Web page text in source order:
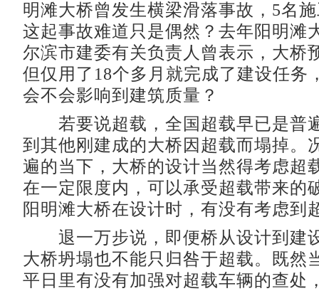
明滩大桥曾发生横梁滑落事故，5名
这起事故难道只是偶然？去年阳明滩
尔滨市建委有关负责人曾表示，大桥
但仅用了18个多月就完成了建设任务
会不会影响到建筑质量？
若要说超载，全国超载早已是普
到其他刚建成的大桥因超载而塌掉。
遍的当下，大桥的设计当然得考虑超
在一定限度内，可以承受超载带来的
阳明滩大桥在设计时，有没有考虑到
退一万步说，即便桥从设计到建
大桥坍塌也不能只归咎于超载。既然
平日里有没有加强对超载车辆的查处